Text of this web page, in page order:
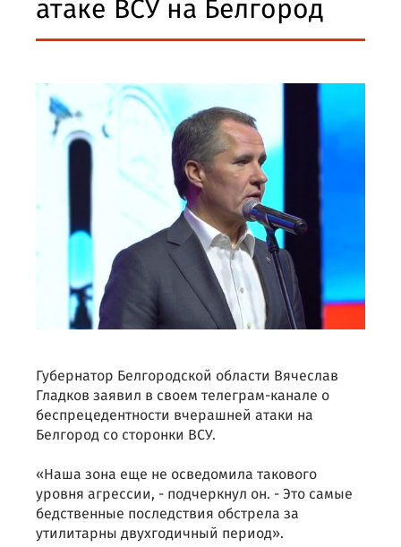
атаке ВСУ на Белгород
Губернатор Белгородской области Вячеслав
Гладков заявил в своем телеграм-канале о
беспрецедентности вчерашней атаки на
Белгород со сторонки ВСУ.
«Наша зона еще не осведомила такового
уровня агрессии, - подчеркнул он. - Это самые
бедственные последствия обстрела за
утилитарны двухгодичный период».